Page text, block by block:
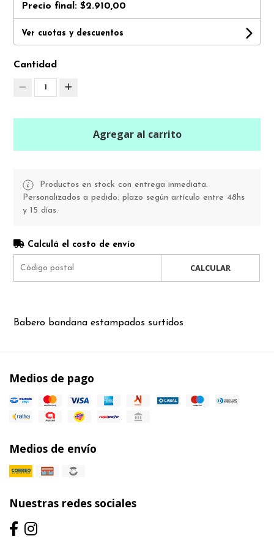
Precio final:$2.910,00
Ver cuotas y descuentos
Cantidad
1
Agregar al carrito
Productos en stock con entrega inmediata.
Personalizados a pedido: plazo según artículo entre 48hs
y 15 días.
Calculá el costo de envío
CALCULAR
Babero bandana estampados surtidos
Medios de pago
Medios de envío
Nuestras redes sociales